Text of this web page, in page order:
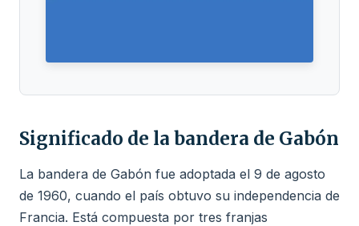
Significado de la bandera de Gabón
La bandera de Gabón fue adoptada el 9 de agosto
de 1960, cuando el país obtuvo su independencia de
Francia. Está compuesta por tres franjas